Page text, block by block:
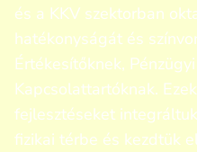
és a KKV szektorban
hatékonyságát és
Értékesítőknek,
Kapcsolattartóknak.
fejlesztéseket
fizikai térbe és kezdtük